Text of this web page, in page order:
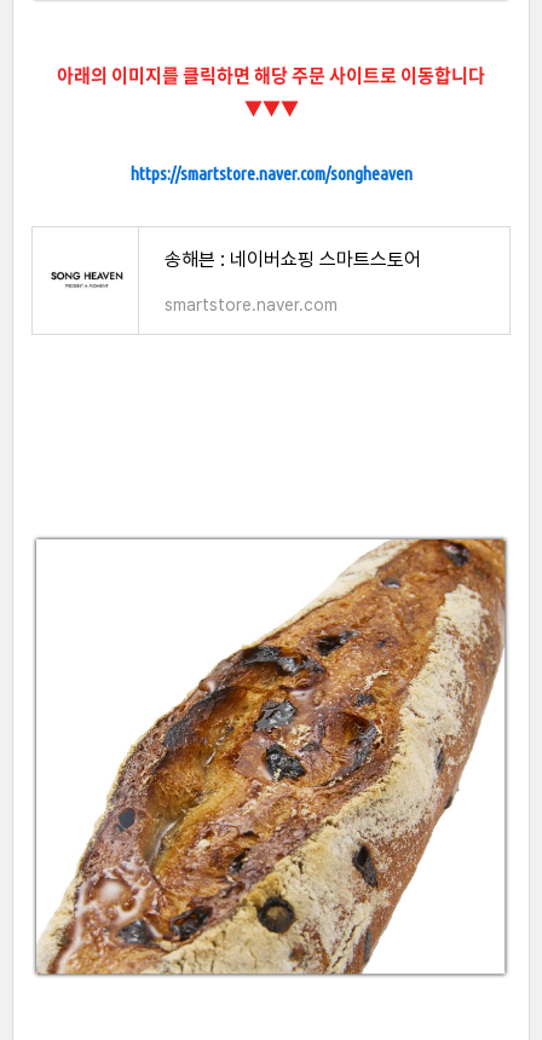
아래의 이미지를 클릭하면 해당 주문 사이트로 이동합니다
▼▼▼
https://smartstore.naver.com/songheaven
송해븐 : 네이버쇼핑 스마트스토어
smartstore.naver.com